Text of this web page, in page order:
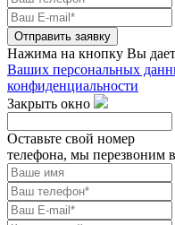
Отправить заявку
Нажима на кнопку Вы
Ваших персональных
конфиденциальности
Закрыть окно
Оставьте свой номер
телефона, мы перезвоним